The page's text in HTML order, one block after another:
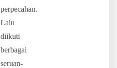
perpecahan.
Lalu
diikuti
berbagai
seruan-